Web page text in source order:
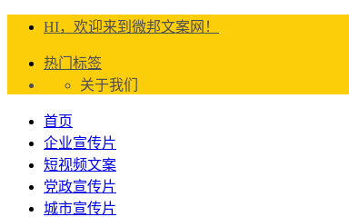
HI，欢迎来到微邦文案网！
热门标签
关于我们
首页
企业宣传片
短视频文案
党政宣传片
城市宣传片